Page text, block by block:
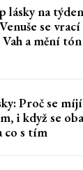
lásky na
se vrací
a mění tón
Proč se
i když se oba
co s tím